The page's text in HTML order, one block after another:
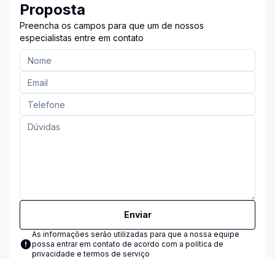
Proposta
Preencha os campos para que um de nossos
especialistas entre em contato
Enviar
As informações serão utilizadas para que a nossa equipe
possa entrar em contato de acordo com a política de
privacidade e termos de serviço